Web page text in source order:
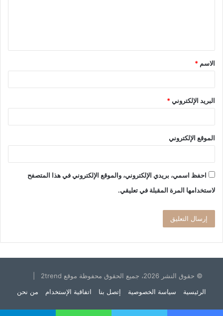
ق
*
الاسم *
البريد الإلكتروني*
الموقع الإلكتروني
احفظ اسمي، بريدي الإلكتروني، والموقع الإلكتروني في هذا المتصفح
لاستخدامها المرة المقبلة في تعليقي.
© حقوق النشر 2026، جميع الحقوق محفوظة موقع 2trend |
الرئيسية
سياسة الخصوصية إتصل بنا اتفاقية الإستخدام من نحن